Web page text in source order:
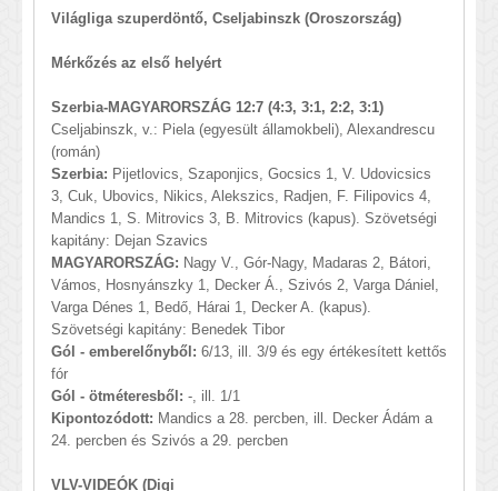
Világliga szuperdöntő, Cseljabinszk (Oroszország)
Mérkőzés az első helyért
Szerbia-MAGYARORSZÁG 12:7 (4:3, 3:1, 2:2, 3:1)
Cseljabinszk, v.: Piela (egyesült államokbeli), Alexandrescu
(román)
Szerbia: Pijetlovics, Szaponjics, Gocsics 1, V. Udovicsics
3, Cuk, Ubovics, Nikics, Alekszics, Radjen, F. Filipovics 4,
Mandics 1, S. Mitrovics 3, B. Mitrovics (kapus). Szövetségi
kapitány: Dejan Szavics
MAGYARORSZÁG: Nagy V., Gór-Nagy, Madaras 2, Bátori,
Vámos, Hosnyánszky 1, Decker Á., Szivós 2, Varga Dániel,
Varga Dénes 1, Bedő, Hárai 1, Decker A. (kapus).
Szövetségi kapitány: Benedek Tibor
Gól - emberelőnyből: 6/13, ill. 3/9 és egy értékesített kettős
fór
Gól - ötméteresből: -, ill. 1/1
Kipontozódott: Mandics a 28. percben, ill. Decker Ádám a
24. percben és Szivós a 29. percben
VLV-VIDEÓK (Digi